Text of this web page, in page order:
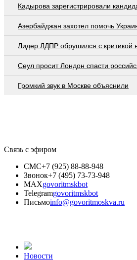
Кадырова зарегистрировали
Азербайджан захотел помочь
Лидер ЛДПР обрушился с критикой
Сеул просит Лондон спасти
Громкий звук в Москве объяснили
Связь с эфиром
СМС+7 (925) 88-88-948
Звонок+7 (495) 73-73-948
MAXgovoritmskbot
Telegramgovoritmskbot
Письмоinfo@govoritmoskva.ru
Новости